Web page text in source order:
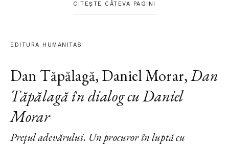
CITEȘTE CÂTEVA PAGINI
EDITURA HUMANITAS
Dan Tăpălagă, Daniel Morar,Dan
Tăpălagă în dialog cu Daniel
Morar
Preţul adevărului. Un procuror în luptă cu